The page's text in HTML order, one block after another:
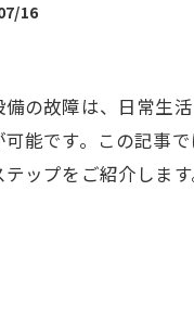
16
の故障は、日常生
可能です。この記事
ップをご紹介しま